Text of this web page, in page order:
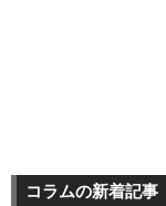
コラムの新着記事